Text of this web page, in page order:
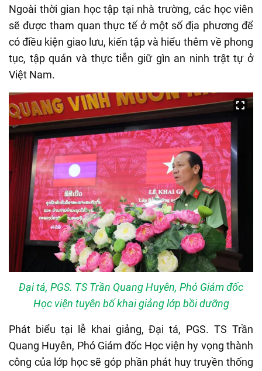
Ngoài thời gian học tập tại nhà trường, các học viên
sẽ được tham quan thực tế ở một số địa phương để
có điều kiện giao lưu, kiến tập và hiểu thêm về phong
tục, tập quán và thực tiễn giữ gìn an ninh trật tự ở
Việt Nam.
Đại tá, PGS. TS Trần Quang Huyên, Phó Giám đốc
Học viện tuyên bố khai giảng lớp bồi dưỡng
Phát biểu tại lễ khai giảng, Đại tá, PGS. TS Trần
Quang Huyên, Phó Giám đốc Học viện hy vọng thành
công của lớp học sẽ góp phần phát huy truyền thống